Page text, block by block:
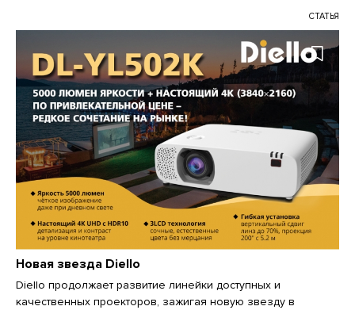
СТАТЬЯ
Новая звезда Diello
Diello продолжает развитие линейки доступных и
качественных проекторов, зажигая новую звезду в